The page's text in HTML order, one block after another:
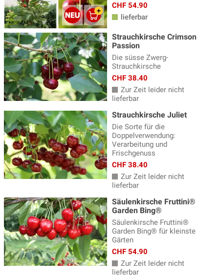
CHF 54.90
lieferbar
Strauchkirsche Crimson
Passion
Die süsse Zwerg-
Strauchkirsche
CHF 38.40
Zur Zeit leider nicht
lieferbar
Strauchkirsche Juliet
Die Sorte für die
Doppelverwendung:
Verarbeitung und
Frischgenuss
CHF 38.40
Zur Zeit leider nicht
lieferbar
Säulenkirsche Fruttini®
Garden Bing®
Säulenkirsche Fruttini®
Garden Bing® für kleinste
Gärten
CHF 54.90
Zur Zeit leider nicht
lieferbar